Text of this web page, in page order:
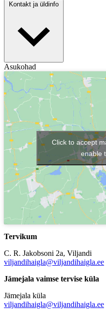
Kontakt ja üldinfo
Asukohad
Click to accept
enable
Tervikum
C. R. Jakobsoni 2a, Viljandi
viljandihaigla@viljandihaigla.ee
Jämejala vaimse tervise küla
Jämejala küla
viljandihaigla@viljandihaigla.ee